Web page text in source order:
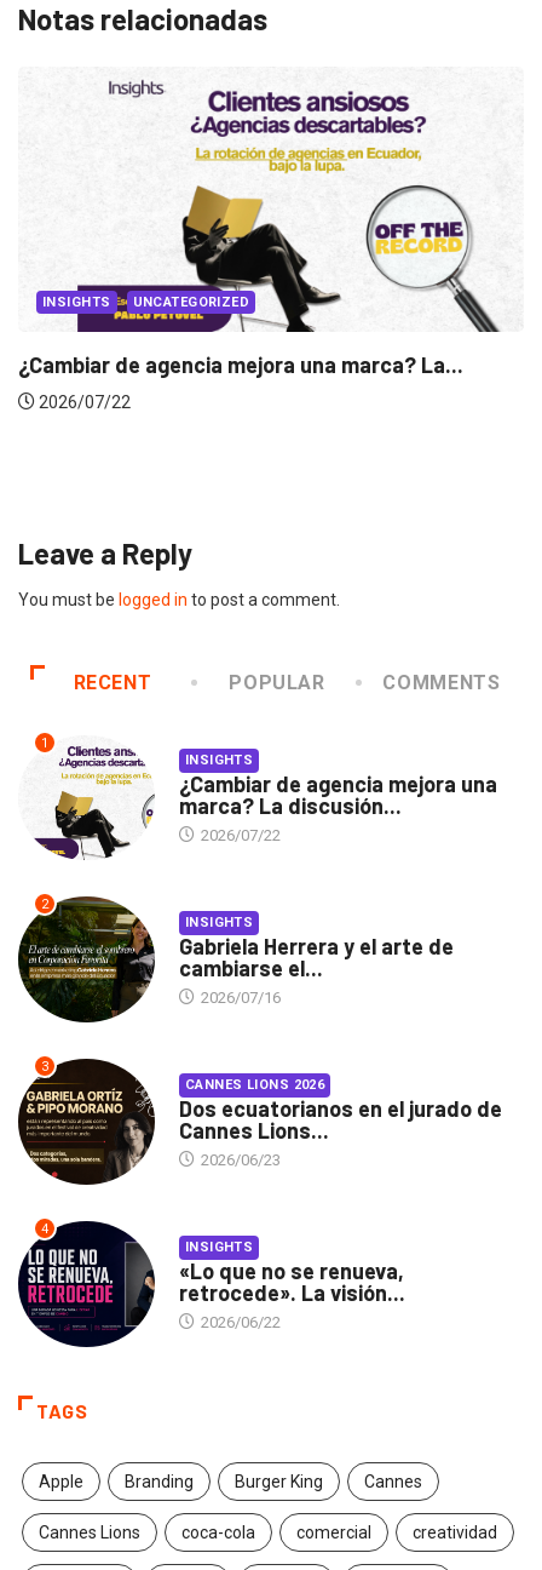
Notas relacionadas
INSIGHTS
Leave a Reply
You must be logged in to post a comment.
RECENT POPULAR COMMENTS
1
INSIGHTS
¿Cambiar de agencia mejora una
marca? La discusión...
2026/07/22
2
INSIGHTS
Gabriela Herrera y el arte de
cambiarse el...
2026/07/16
3
CANNES LIONS 2026
Dos ecuatorianos en el jurado de
Cannes Lions...
2026/06/23
4
INSIGHTS
«Lo que no se renueva,
retrocede». La visión...
2026/06/22
TAGS
Apple Branding Burger King Cannes
Cannes Lions coca-cola comercial creatividad